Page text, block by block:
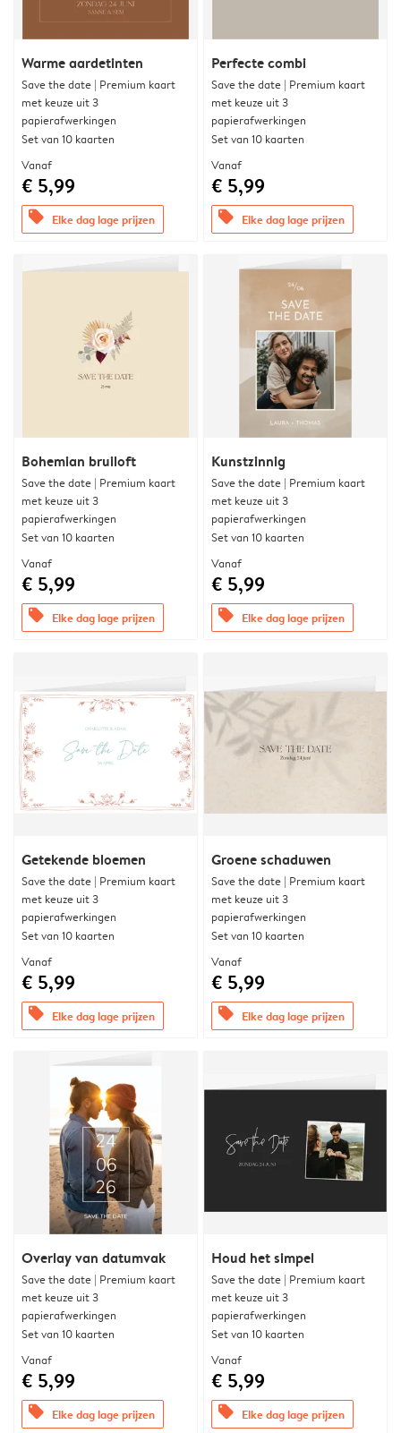
Warme aardetinten
Save the date | Premium kaart
met keuze uit 3
papierafwerkingen
Set van 10 kaarten
Vanaf
€ 5,99
offers Elke dag lage prijzen
Perfecte combi
Save the date | Premium kaart
met keuze uit 3
papierafwerkingen
Set van 10 kaarten
Vanaf
€ 5,99
offers Elke dag lage prijzen
Bohemian bruiloft
Save the date | Premium kaart
met keuze uit 3
papierafwerkingen
Set van 10 kaarten
Vanaf
€ 5,99
offers Elke dag lage prijzen
Kunstzinnig
Save the date | Premium kaart
met keuze uit 3
papierafwerkingen
Set van 10 kaarten
Vanaf
€ 5,99
offers Elke dag lage prijzen
Getekende bloemen
Save the date | Premium kaart
met keuze uit 3
papierafwerkingen
Set van 10 kaarten
Vanaf
€ 5,99
offers Elke dag lage prijzen
Groene schaduwen
Save the date | Premium kaart
met keuze uit 3
papierafwerkingen
Set van 10 kaarten
Vanaf
€ 5,99
offers Elke dag lage prijzen
Overlay van datumvak
Save the date | Premium kaart
met keuze uit 3
papierafwerkingen
Set van 10 kaarten
Vanaf
€ 5,99
offers Elke dag lage prijzen
Houd het simpel
Save the date | Premium kaart
met keuze uit 3
papierafwerkingen
Set van 10 kaarten
Vanaf
€ 5,99
offers Elke dag lage prijzen